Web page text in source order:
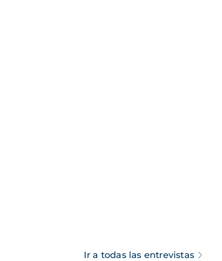
Ir a todas las entrevistas